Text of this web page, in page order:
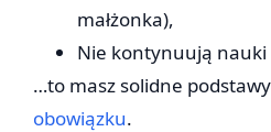
małżonka),
Nie kontynuują nauki
…to masz solidne
obowiązku.